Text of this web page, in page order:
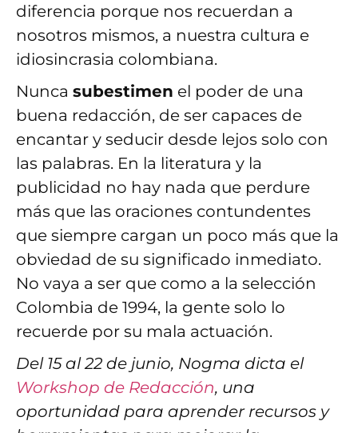
diferencia porque nos recuerdan a
nosotros mismos, a nuestra cultura e
idiosincrasia colombiana.
Nunca subestimen el poder de una
buena redacción, de ser capaces de
encantar y seducir desde lejos solo con
las palabras. En la literatura y la
publicidad no hay nada que perdure
más que las oraciones contundentes
que siempre cargan un poco más que la
obviedad de su significado inmediato.
No vaya a ser que como a la selección
Colombia de 1994, la gente solo lo
recuerde por su mala actuación.
Del 15 al 22 de junio, Nogma dicta el
Workshop de Redacción, una
oportunidad para aprender recursos y